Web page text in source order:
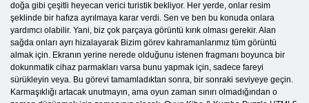
doğa gibi çeşitli heyecan verici turistik bekliyor. Her yerde, onlar resim
şeklinde bir hafıza ayrılmaya karar verdi. Sen ve ben bu konuda onlara
yardımcı olabilir. Yani, biz çok parçaya görüntü kırık olması gerekir. Alan
sağda onları ayrı hizalayarak Bizim görev kahramanlarımız tüm görüntü
almak için. Ekranın yerine nerede olduğunu istenen fragmanı boyunca bir
dokunmatik cihaz parmakları varsa bunu yapmak için, sadece fareyi
sürükleyin veya. Bu görevi tamamladıktan sonra, bir sonraki seviyeye geçin.
Karmaşıklığı artacak unutmayın, ama oyun zaman sınırı olmadığından o